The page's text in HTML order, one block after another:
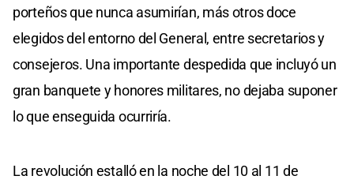
porteños que nunca asumirían, más otros doce
elegidos del entorno del General, entre secretarios y
consejeros. Una importante despedida que incluyó un
gran banquete y honores militares, no dejaba suponer
lo que enseguida ocurriría.
La revolución estalló en la noche del 10 al 11 de